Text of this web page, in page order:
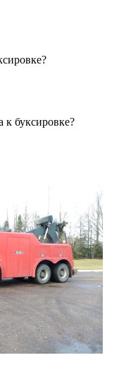
к буксировке?